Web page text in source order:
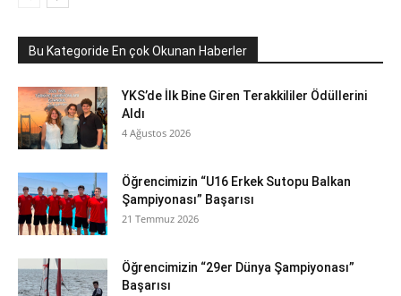
Bu Kategoride En çok Okunan Haberler
YKS’de İlk Bine Giren Terakkililer Ödüllerini
Aldı
4 Ağustos 2026
Öğrencimizin “U16 Erkek Sutopu Balkan
Şampiyonası” Başarısı
21 Temmuz 2026
Öğrencimizin “29er Dünya Şampiyonası”
Başarısı